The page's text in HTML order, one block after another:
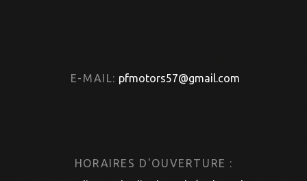
E-MAIL: pfmotors57@gmail.com
HORAIRES D'OUVERTURE :